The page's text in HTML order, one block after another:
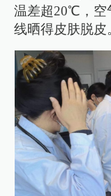
温差超20℃，空
线晒得皮肤脱皮